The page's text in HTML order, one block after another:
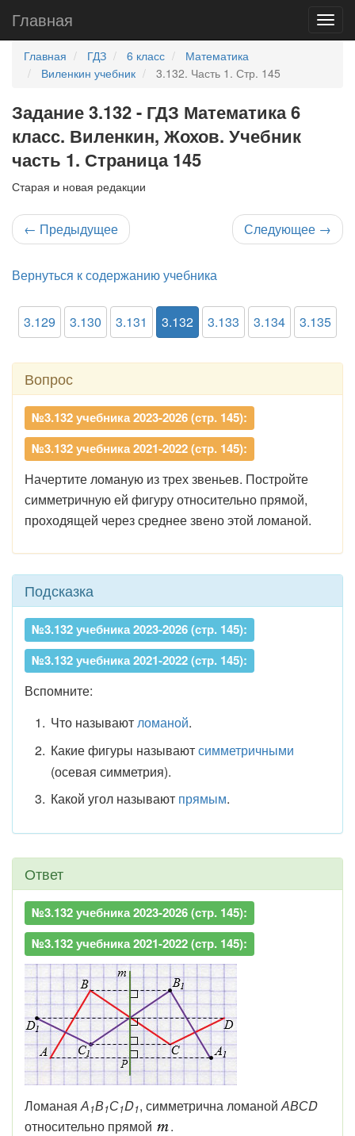
Главная
Главная ГДЗ 6 класс
Математика
Виленкин учебник
3.132. Часть 1. Стр. 145
Задание 3.132 - ГДЗ Математика 6
класс. Виленкин, Жохов. Учебник
часть 1. Страница 145
Старая и новая редакции
← Предыдущее Следующее →
Вернуться к содержанию учебника
3.129 3.130 3.131 3.132 3.133 3.134 3.135
Вопрос
№3.132 учебника 2023-2026 (стр. 145):
№3.132 учебника 2021-2022 (стр. 145):
Начертите ломаную из трех звеньев. Постройте
симметричную ей фигуру относительно прямой,
проходящей через среднее звено этой ломаной.
Подсказка
№3.132 учебника 2023-2026 (стр. 145):
№3.132 учебника 2021-2022 (стр. 145):
Вспомните:
Что называютломаной.
Какие фигуры называютсимметричными
(осевая симметрия).
Какой угол называют прямым.
Ответ
№3.132 учебника 2023-2026 (стр. 145):
№3.132 учебника 2021-2022 (стр. 145):
ЛоманаяА1В1С1D1, симметрична ломанойАВСD
относительно прямой
.